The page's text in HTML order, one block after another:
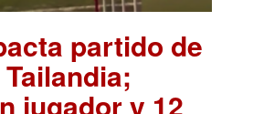
partido de
jugador y 12